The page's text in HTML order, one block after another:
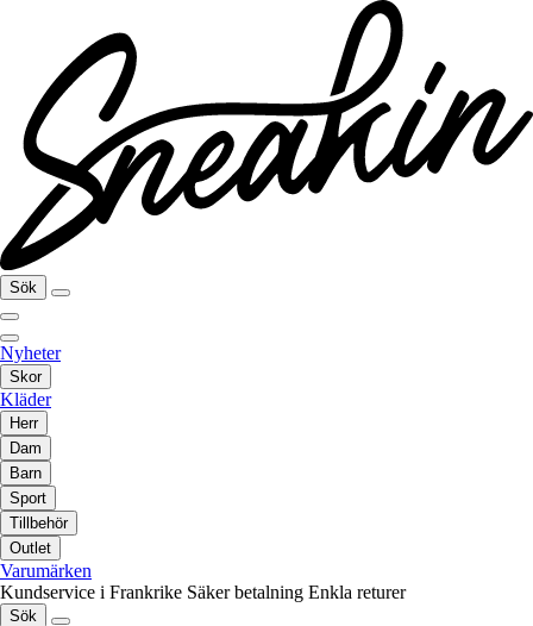
Sök
Nyheter
Skor
Kläder
Herr
Dam
Barn
Sport
Tillbehör
Outlet
Varumärken
Kundservice i Frankrike Säker betalning Enkla returer
Sök